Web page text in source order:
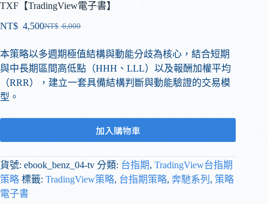
TXF【TradingView電子書】
NT$ 6,000
NT$ 4,500
本策略以多週期極值結構與動能分歧為核心，結合短期
與中長期區間高低點（HHH、LLL）以及報酬加權平均
（RRR），建立一套具備結構判斷與動能驗證的交易模
型。
加入購物車
貨號: ebook_benz_04-tv 分類: 台指期, TradingView台指期
策略 標籤: TradingView策略, 台指期策略, 奔馳系列 , 策略
電子書